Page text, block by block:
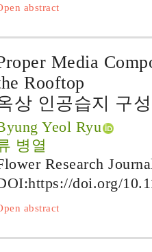
abstract
Media
Rooftop
상 인공습지 구
Yeol Ryu
병열
Research
https://doi.org/
abstract